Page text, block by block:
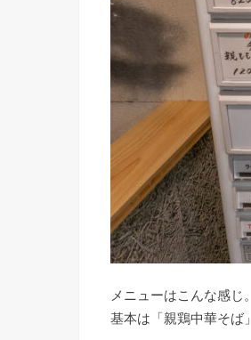
メニューはこんな感じ。
基本は「親鶏中華そば